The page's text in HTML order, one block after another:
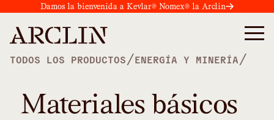
Damos la bienvenida a Kevlar® Nomex® la Arclin
TODOS LOS PRODUCTOS /ENERGÍA Y MINERÍA /
Materiales básicos